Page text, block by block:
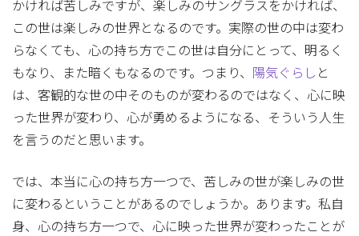
かければ苦しみですが、楽しみのサングラスをかければ、
この世は楽しみの世界となるのです。実際の世の中は変わ
らなくても、心の持ち方でこの世は自分にとって、明るく
もなり、また暗くもなるのです。つまり、
陽気ぐらし と
は、客観的な世の中そのものが変わるのではなく、心に映
った世界が変わり、心が勇めるようになる、そういう人生
を言うのだと思います。
では、本当に心の持ち方一つで、苦しみの世が楽しみの世
に変わるということがあるのでしょうか。あります。私自
身、心の持ち方一つで、心に映った世界が変わったことが